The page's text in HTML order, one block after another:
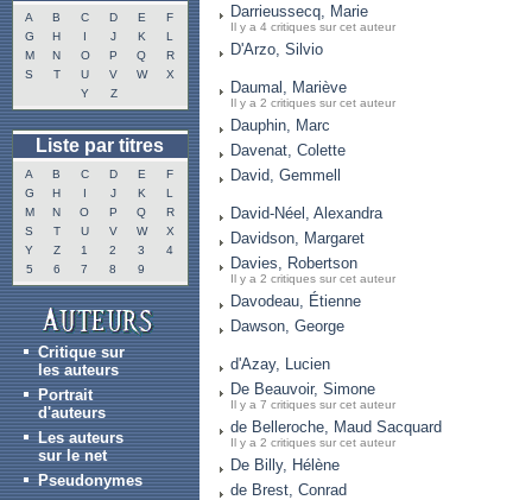
A B C D E
F
G
H I J K
L
M
N O P Q
R
S
T U V W
X
Y
Z
Liste par titres
A B C D E
F
G
H I J K
L
M
N O P Q
R
S
T U V W
X
Y
Z 1 2 3
4
5
6 7 8 9
Critique sur
les auteurs
Portrait
d'auteurs
Les auteurs
sur le net
Pseudonymes
Darrieussecq, Marie
Il y a 4 critiques sur cet auteur
D'Arzo, Silvio
Daumal, Mariève
Il y a 2 critiques sur cet auteur
Dauphin, Marc
Davenat, Colette
David, Gemmell
David-Néel, Alexandra
Davidson, Margaret
Davies, Robertson
Il y a 2 critiques sur cet auteur
Davodeau, Étienne
Dawson, George
d'Azay, Lucien
De Beauvoir, Simone
Il y a 7 critiques sur cet auteur
de Belleroche, Maud Sacquard
Il y a 2 critiques sur cet auteur
De Billy, Hélène
de Brest, Conrad